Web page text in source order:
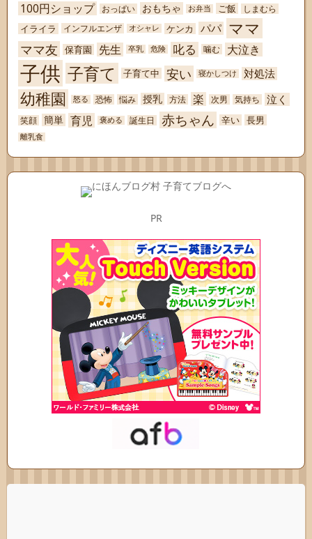
100円ショップ おっぱい おもちゃ お弁当 ご飯 しまむら
イライラ インフルエンザ オシャレ ケンカ パパ ママ
ママ友 保育園 先生 卒乳 危険 叱る 噛む 大泣き
子供 子育て 子育て中 安い 寝かしつけ 対処法
幼稚園 怒る 恐怖 悩み 授乳 方法 楽 次男 気持ち 泣く
笑顔 簡単 育児 褒める 誕生日 赤ちゃん 辛い 長男
離乳食
PR